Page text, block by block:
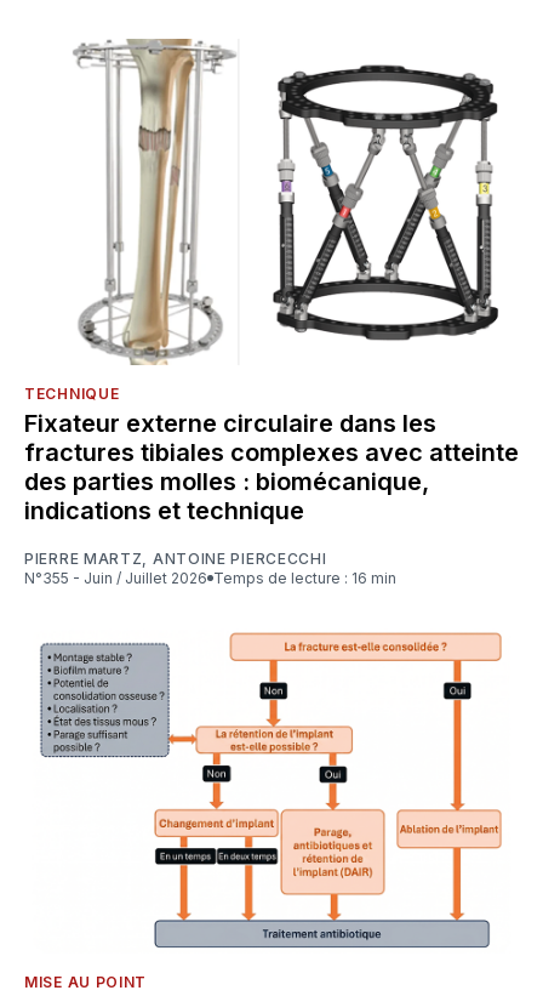
TECHNIQUE
Fixateur externe circulaire dans les
fractures tibiales complexes avec atteinte
des parties molles : biomécanique,
indications et technique
PIERRE MARTZ
ANTOINE PIERCECCHI
N°355 - Juin / Juillet 2026
Temps de lecture : 16 min
MISE AU POINT